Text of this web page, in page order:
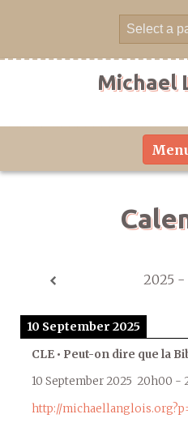
Michael
2025 -
10 September 2025
CLE • Peut-on dire que la
10 September 2025 20h00 -
http://